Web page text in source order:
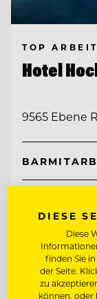
TOP
Hotel
9565 Ebene
Entdecke alle
DIESE
Diese
finden Sie
der Seite.
zu
können, oder